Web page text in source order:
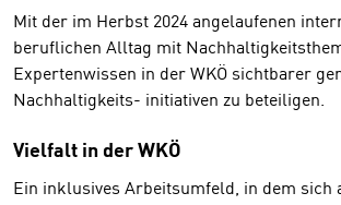
Mit der im Herbst 2024 angelaufenen
beruflichen Alltag mit
Expertenwissen in der WKÖ sichtbarer
Nachhaltigkeits- initiativen zu beteiligen.
Vielfalt in der WKÖ
Ein inklusives Arbeitsumfeld, in dem sich